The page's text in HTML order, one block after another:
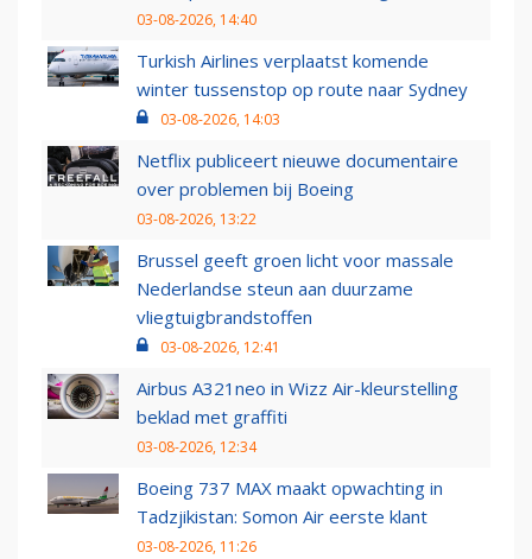
03-08-2026, 14:40
Turkish Airlines verplaatst komende
winter tussenstop op route naar Sydney
03-08-2026, 14:03
Netflix publiceert nieuwe documentaire
over problemen bij Boeing
03-08-2026, 13:22
Brussel geeft groen licht voor massale
Nederlandse steun aan duurzame
vliegtuigbrandstoffen
03-08-2026, 12:41
Airbus A321neo in Wizz Air-kleurstelling
beklad met graffiti
03-08-2026, 12:34
Boeing 737 MAX maakt opwachting in
Tadzjikistan: Somon Air eerste klant
03-08-2026, 11:26